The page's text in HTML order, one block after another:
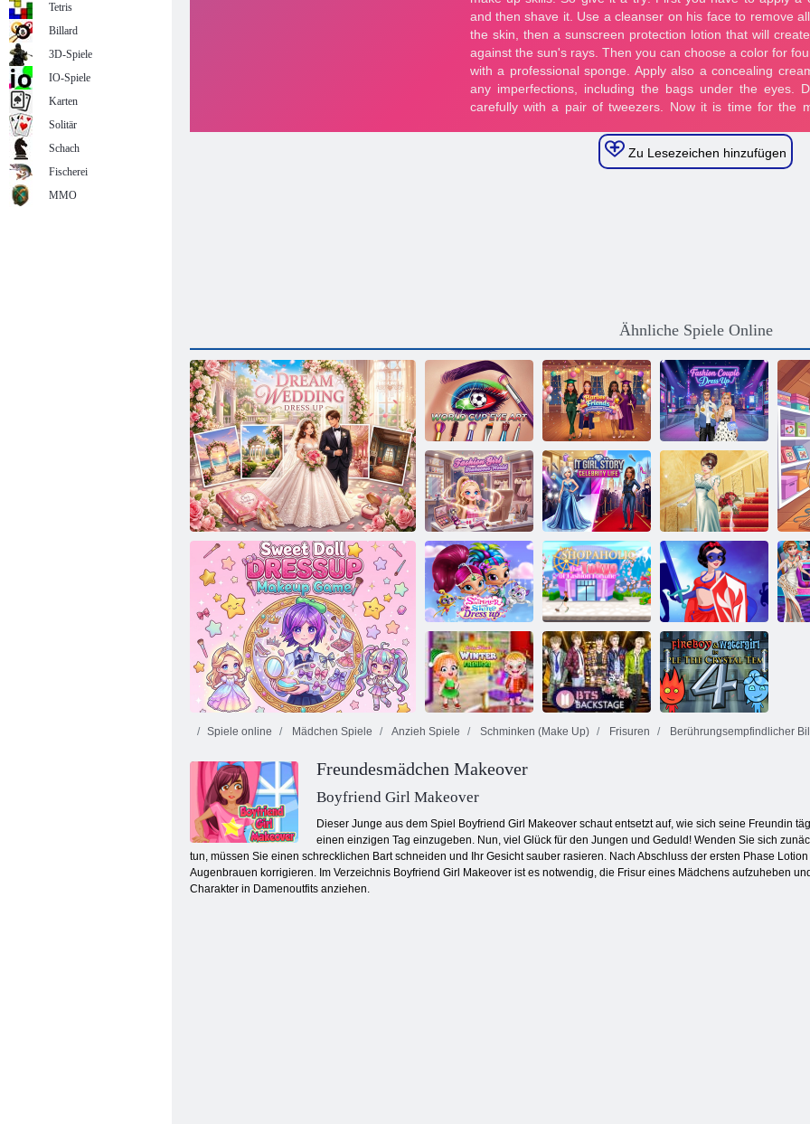
Zu Lesezeichen hinzufügen
Ähnliche Spiele Online
Traumhaftes Hochzeitskleid
Weltcup-
Augenkunst
Abschlussfeier
für Barbie und
Freunde
Modepaar
verkleiden sich
Fashion Girl
Makeover World
It-Girl-Story –
Promi-Leben
Süßes Puppen-Anzieh-Make-up-Spiel
Hochzeit Lily
Schimmer und
Shine Dress up
Shopaholic:
Tokio
Prinzessin
Superhelden
Baby Hazel
Wintermode
Spiele online Mädchen Spiele Anzieh Spiele Schminken (Make Up) Frisuren Berührungsempfindlicher
Freundesmädchen Makeover
Boyfriend Girl Makeover
Dieser Junge aus dem Spiel Boyfriend Girl Makeover schaut entsetzt auf, wie sich seine Freundin
einen einzigen Tag einzugeben. Nun, viel Glück für den Jungen und Geduld! Wenden Sie sich
tun, müssen Sie einen schrecklichen Bart schneiden und Ihr Gesicht sauber rasieren. Nach Abschluss der ersten Phase
Augenbrauen korrigieren. Im Verzeichnis Boyfriend Girl Makeover ist es notwendig, die Frisur eines Mädchens aufzuheben
Charakter in Damenoutfits anziehen.
Tetris
Billard
3D-Spiele
IO-Spiele
Karten
Solitär
Schach
Fischerei
MMO